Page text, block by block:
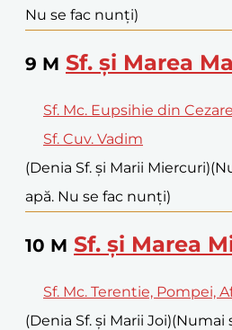
Nu se fac nunți)
9 M Sf. și Marea
Sf. Mc. Eupsihie din
Sf. Cuv. Vadim
(Denia Sf. și Marii Miercuri)
apă. Nu se fac nunți)
10 M Sf. și Marea
Sf. Mc. Terentie, Pompei,
(Denia Sf. și Marii Joi)(Numai